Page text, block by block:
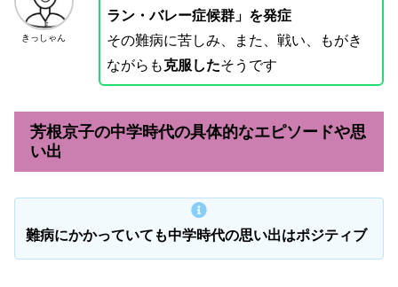
きっしゃん
ラン・バレー症候群」を発症
その難病に苦しみ、また、戦い、もがき
ながらも克服したそうです
芳根京子の中学時代の具体的なエピソードや思
い出
難病にかかっていても中学時代の思い出はポジティブ